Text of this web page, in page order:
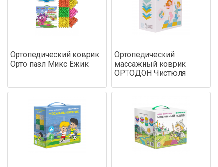
Ортопедический коврик
Орто пазл Микс Ежик
Ортопедический
массажный коврик
ОРТОДОН Чистюля